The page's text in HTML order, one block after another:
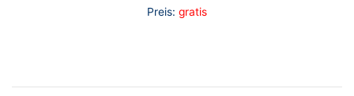
Preis: gratis